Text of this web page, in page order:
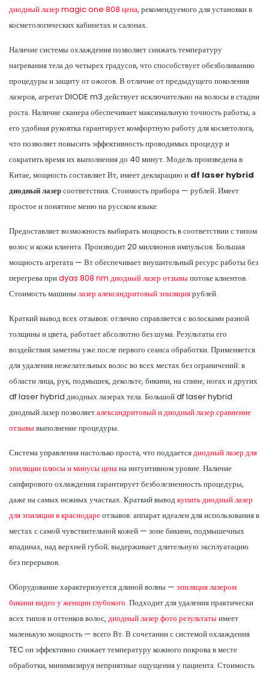
диодный лазер magic one 808 цена, рекомендуемого для установки в
косметологических кабинетах и салонах.
Наличие системы охлаждения позволяет снижать температуру
нагревания тела до четырех градусов, что способствует обезболиванию
процедуры и защиту от ожогов. В отличие от предыдущего поколения
лазеров, агрегат DIODE m3 действует исключительно на волосы в стадии
роста. Наличие сканера обеспечивает максимальную точность работы, а
его удобная рукоятка гарантирует комфортную работу для косметолога,
что позволяет повысить эффективность проводимых процедур и
сократить время их выполнения до 40 минут. Модель произведена в
Китае, мощность составляет Вт, имеет декларацию и df laser hybrid
диодный лазерсоответствия. Стоимость прибора — рублей. Имеет
простое и понятное меню на русском языке.
Предоставляет возможность выбирать мощность в соответствии с типом
волос и кожи клиента. Производит 20 миллионов импульсов. Большая
мощность агрегата — Вт обеспечивает внушительный ресурс работы без
перегрева приdyas 808 nm диодный лазер отзывыпотоке клиентов.
Стоимость машинылазер александритовый эпиляциярублей.
Краткий вывод всех отзывов: отлично справляется с волосками разной
толщины и цвета, работает абсолютно без шума. Результаты его
воздействия заметны уже после первого сеанса обработки. Применяется
для удаления нежелательных волос во всех местах без ограничений: в
области лица, рук, подмышек, декольте, бикини, на спине, ногах и других
df laser hybrid диодных лазерах тела. Большой df laser hybrid
диодный лазер позволяеталександритовый и диодный лазер сравнение
отзывывыполнение процедуры.
Система управления настолько проста, что поддаетсядиодный лазер для
эпиляции плюсы и минусы ценана интуитивном уровне. Наличие
сапфирового охлаждения гарантирует безболезненность процедуры,
даже на самых нежных участках. Краткий выводкупить диодный лазер
для эпиляции в краснодареотзывов: аппарат идеален для использования в
местах с самой чувствительной кожей — зоне бикини, подмышечных
впадинах, над верхней губой; выдерживает длительную эксплуатацию
без перерывов.
Оборудование характеризуется длиной волны — эпиляция лазером
бикини видео у женщин глубокого. Подходит для удаления практически
всех типов и оттенков волос, диодный лазер фото результатыимеет
маленькую мощность — всего Вт. В сочетании с системой охлаждения
TEC он эффективно снижает температуру кожного покрова в месте
обработки, минимизируя неприятные ощущения у пациента. Стоимость